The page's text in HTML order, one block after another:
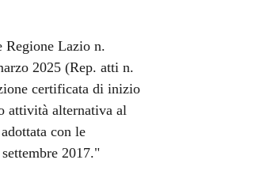
Regione Lazio n.
2025 (Rep. atti n.
certificata di inizio
attività alternativa al
con le
2017."